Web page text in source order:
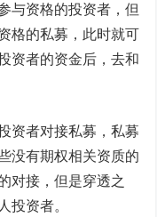
资格的投资者，但
格的私募，此时就可
资者的资金后，去和
者对接私募，私募
没有期权相关资质的
对接，但是穿透之
投资者。